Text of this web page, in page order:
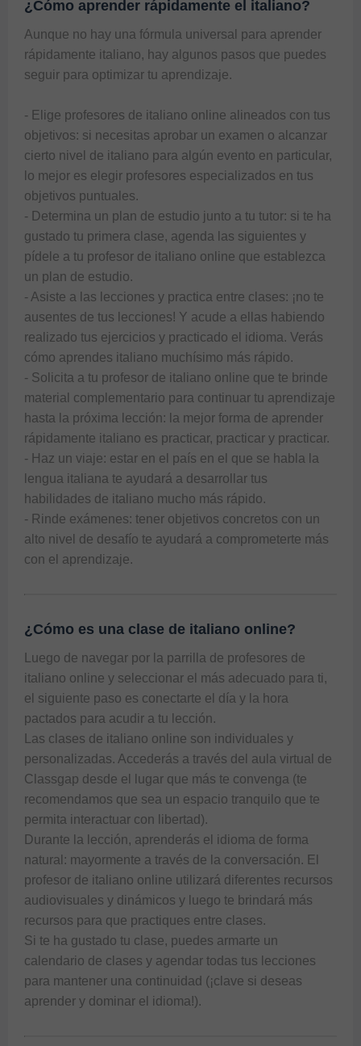
¿Cómo aprender rápidamente el italiano?
Aunque no hay una fórmula universal para aprender
rápidamente italiano, hay algunos pasos que puedes
seguir para optimizar tu aprendizaje.
- Elige profesores de italiano online alineados con tus
objetivos: si necesitas aprobar un examen o alcanzar
cierto nivel de italiano para algún evento en particular,
lo mejor es elegir profesores especializados en tus
objetivos puntuales.
- Determina un plan de estudio junto a tu tutor: si te ha
gustado tu primera clase, agenda las siguientes y
pídele a tu profesor de italiano online que establezca
un plan de estudio.
- Asiste a las lecciones y practica entre clases: ¡no te
ausentes de tus lecciones! Y acude a ellas habiendo
realizado tus ejercicios y practicado el idioma. Verás
cómo aprendes italiano muchísimo más rápido.
- Solicita a tu profesor de italiano online que te brinde
material complementario para continuar tu aprendizaje
hasta la próxima lección: la mejor forma de aprender
rápidamente italiano es practicar, practicar y practicar.
- Haz un viaje: estar en el país en el que se habla la
lengua italiana te ayudará a desarrollar tus
habilidades de italiano mucho más rápido.
- Rinde exámenes: tener objetivos concretos con un
alto nivel de desafío te ayudará a comprometerte más
¿Cómo es una clase de italiano online?
Luego de navegar por la parrilla de profesores de
italiano online y seleccionar el más adecuado para ti,
el siguiente paso es conectarte el día y la hora
pactados para acudir a tu lección.
Las clases de italiano online son individuales y
personalizadas. Accederás a través del aula virtual de
Classgap desde el lugar que más te convenga (te
recomendamos que sea un espacio tranquilo que te
permita interactuar con libertad).
Durante la lección, aprenderás el idioma de forma
natural: mayormente a través de la conversación. El
profesor de italiano online utilizará diferentes recursos
audiovisuales y dinámicos y luego te brindará más
recursos para que practiques entre clases.
Si te ha gustado tu clase, puedes armarte un
calendario de clases y agendar todas tus lecciones
para mantener una continuidad (¡clave si deseas